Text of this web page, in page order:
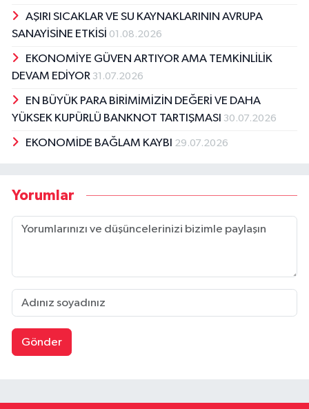
AŞIRI SICAKLAR VE SU KAYNAKLARININ AVRUPA
SANAYİSİNE ETKİSİ 01.08.2026
EKONOMİYE GÜVEN ARTIYOR AMA TEMKİNLİLİK
DEVAM EDİYOR 31.07.2026
EN BÜYÜK PARA BİRİMİMİZİN DEĞERİ VE DAHA
YÜKSEK KUPÜRLÜ BANKNOT TARTIŞMASI 30.07.2026
EKONOMİDE BAĞLAM KAYBI 29.07.2026
Yorumlar
Gönder